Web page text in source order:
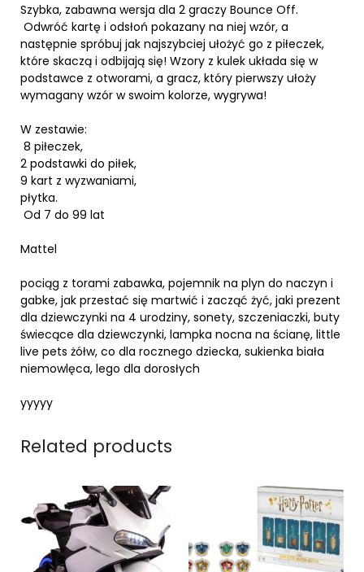
Szybka, zabawna wersja dla 2 graczy Bounce Off.
Odwróć kartę i odsłoń pokazany na niej wzór, a
następnie spróbuj jak najszybciej ułożyć go z piłeczek,
które skaczą i odbijają się! Wzory z kulek układa się w
podstawce z otworami, a gracz, który pierwszy ułoży
wymagany wzór w swoim kolorze, wygrywa!
W zestawie:
8 piłeczek,
2 podstawki do piłek,
9 kart z wyzwaniami,
płytka.
Od 7 do 99 lat
Mattel
pociąg z torami zabawka, pojemnik na plyn do naczyn i
gabke, jak przestać się martwić i zacząć żyć, jaki prezent
dla dziewczynki na 4 urodziny, sonety, szczeniaczki, buty
świecące dla dziewczynki, lampka nocna na ścianę, little
live pets żółw, co dla rocznego dziecka, sukienka biała
niemowlęca, lego dla dorosłych
yyyyy
Related products